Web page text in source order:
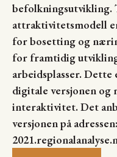
befolkningsutvikling.
attraktivitetsmodell
for bosetting og
for framtidig
arbeidsplasser.
digitale versjonen
interaktivitet. Det
versjonen på adressen: